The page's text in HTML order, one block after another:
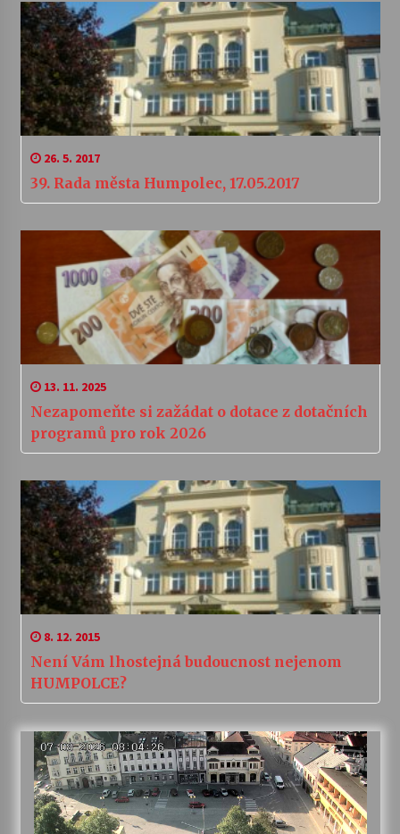
26. 5. 2017
39. Rada města Humpolec, 17.05.2017
13. 11. 2025
Nezapomeňte si zažádat o dotace z dotačních
programů pro rok 2026
8. 12. 2015
Není Vám lhostejná budoucnost nejenom
HUMPOLCE?